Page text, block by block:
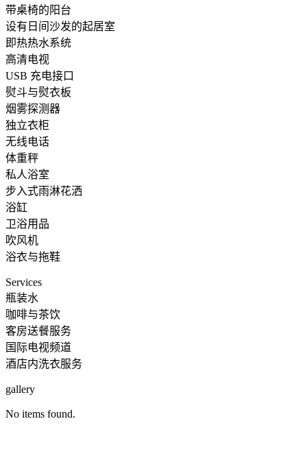
带桌椅的阳台
设有日间沙发的起居室
即热热水系统
高清电视
USB 充电接口
熨斗与熨衣板
烟雾探测器
独立衣柜
无线电话
体重秤
私人浴室
步入式雨淋花洒
浴缸
卫浴用品
吹风机
浴衣与拖鞋
Services
瓶装水
咖啡与茶饮
客房送餐服务
国际电视频道
酒店内洗衣服务
gallery
No items found.